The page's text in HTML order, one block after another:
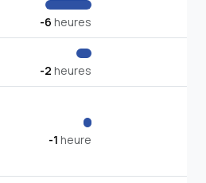
-6 heures
-2 heures
-1 heure